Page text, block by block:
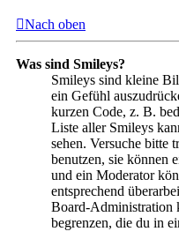
Nach oben
Was sind Smileys?
Smileys sind kleine
ein Gefühl
kurzen Code, z. B.
Liste aller Smileys
sehen. Versuche bitte
benutzen, sie können
und ein Moderator
entsprechend
Board-Administration
begrenzen, die du in